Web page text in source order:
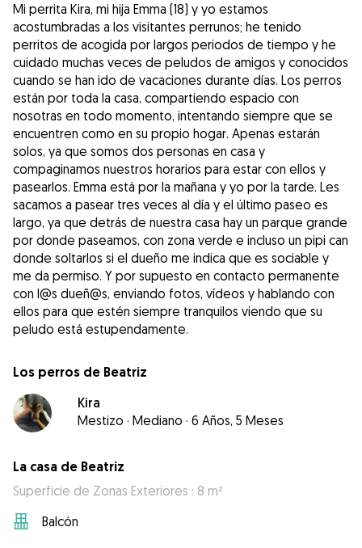
Mi perrita Kira, mi hija Emma (18) y yo estamos
acostumbradas a los visitantes perrunos; he tenido
perritos de acogida por largos periodos de tiempo y he
cuidado muchas veces de peludos de amigos y conocidos
cuando se han ido de vacaciones durante días. Los perros
están por toda la casa, compartiendo espacio con
nosotras en todo momento, intentando siempre que se
encuentren como en su propio hogar. Apenas estarán
solos, ya que somos dos personas en casa y
compaginamos nuestros horarios para estar con ellos y
pasearlos. Emma está por la mañana y yo por la tarde. Les
sacamos a pasear tres veces al día y el último paseo es
largo, ya que detrás de nuestra casa hay un parque grande
por donde paseamos, con zona verde e incluso un pipi can
donde soltarlos si el dueño me indica que es sociable y
me da permiso. Y por supuesto en contacto permanente
con l@s dueñ@s, enviando fotos, vídeos y hablando con
ellos para que estén siempre tranquilos viendo que su
peludo está estupendamente.
Los perros de Beatriz
Kira
Mestizo · Mediano · 6 Años, 5 Meses
La casa de Beatriz
Superficie de Zonas Exteriores : 8 m²
Balcón